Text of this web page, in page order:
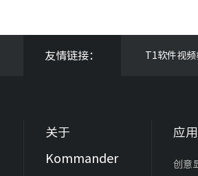
友情链接： T1软件视
关于
Kommander
应
创意